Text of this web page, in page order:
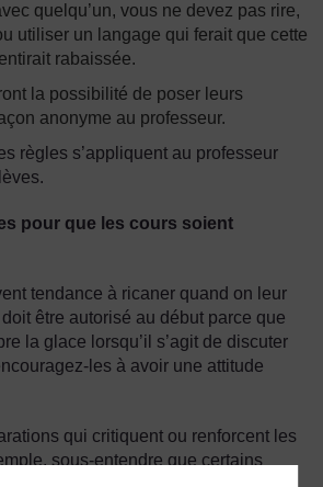
quelqu’un, vous ne devez pas rire,
utiliser un langage qui ferait que cette
rabaissée.
la possibilité de poser leurs
anonyme au professeur.
règles s’appliquent au professeur
pour que les cours soient
tendance à ricaner quand on leur
être autorisé au début parce que
la glace lorsqu’il s’agit de discuter
les à avoir une attitude
qui critiquent ou renforcent les
sous-entendre que certains